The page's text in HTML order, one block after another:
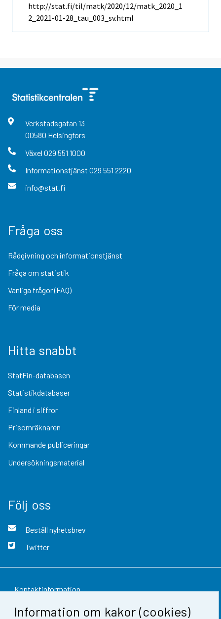
Information om kakor (cookies)
http://stat.fi/til/matk/2020/12/matk_2020_1
2_2021-01-28_tau_003_sv.html
Verkstadsgatan 13
00580 Helsingfors
Växel 029 551 1000
Informationstjänst 029 551 2220
info@stat.fi
Fråga oss
Rådgivning och informationstjänst
Fråga om statistik
Vanliga frågor (FAQ)
För media
Hitta snabbt
StatFin-databasen
Statistikdatabaser
Finland i siffror
Prisomräknaren
Kommande publiceringar
Undersökningsmaterial
Följ oss
Beställ nyhetsbrev
Twitter
Kontaktinformation
Respons